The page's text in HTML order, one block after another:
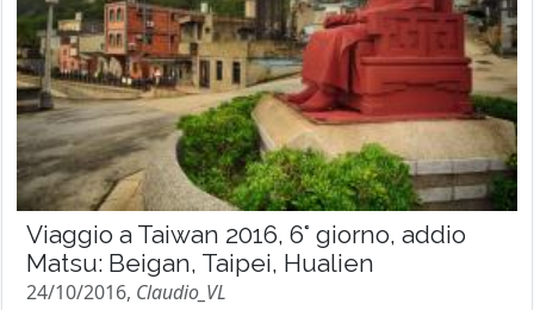
Viaggio a Taiwan 2016, 6° giorno, addio
Matsu: Beigan, Taipei, Hualien
24/10/2016, Claudio_VL